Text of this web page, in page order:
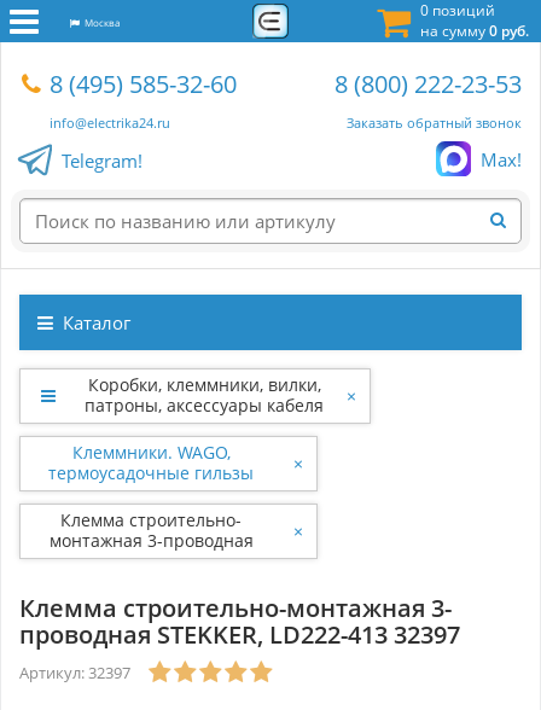
0 позиций
на сумму0 руб.
Москва
8 (495) 585-32-60
info@electrika24.ru
8 (800) 222-23-53
Заказать обратный звонок
Telegram! Max!
Каталог
Коробки, клеммники, вилки,
патроны, аксессуары кабеля
×
Клеммники. WAGO,
термоусадочные гильзы
×
Клемма строительно-
монтажная 3-проводная
STEKKER, LD222-413 32397
×
Клемма строительно-монтажная 3-
проводная STEKKER, LD222-413 32397
Артикул: 32397